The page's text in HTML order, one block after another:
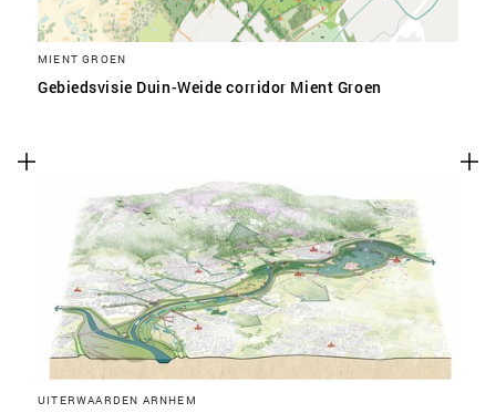
MIENT GROEN
Gebiedsvisie Duin-Weide corridor Mient Groen
UITERWAARDEN ARNHEM